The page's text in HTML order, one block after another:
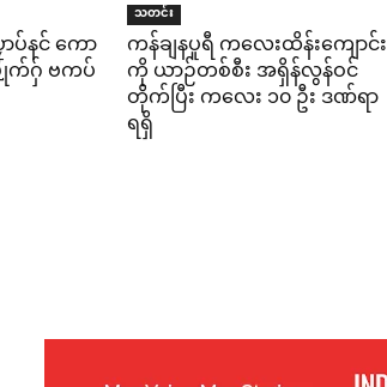
နင် ကော
က်ဂှ် ဗကပ်
သတင်း
ကန်ချနပူရီ ကလေးထိန်းကျောင်း
ကို ယာဉ်တစ်စီး အရှိန်လွန်ဝင်
တိုက်ပြီး ကလေး ၁၀ ဦး ဒဏ်ရာ
ရရှိ